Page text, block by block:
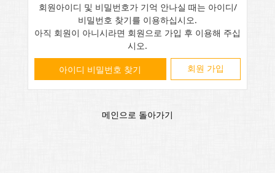
회원아이디 및 비밀번호가 기억 안나실 때는 아이디/
비밀번호 찾기를 이용하십시오.
아직 회원이 아니시라면 회원으로 가입 후 이용해 주십
시오.
아이디 비밀번호 찾기 회원 가입
메인으로 돌아가기